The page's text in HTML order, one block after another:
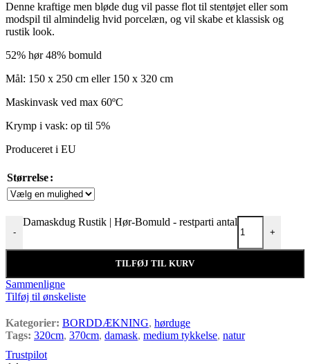
Denne kraftige men bløde dug vil passe flot til stentøjet eller som
modspil til almindelig hvid porcelæn, og vil skabe et klassisk og
rustik look.
52% hør 48% bomuld
Mål: 150 x 250 cm eller 150 x 320 cm
Maskinvask ved max 60ºC
Krymp i vask: op til 5%
Produceret i EU
Størrelse
-
Damaskdug Rustik | Hør-Bomuld - restparti antal
+
TILFØJ TIL KURV
Sammenligne
Tilføj til ønskeliste
Kategorier: BORDDÆKNING, hørduge
Tags: 320cm, 370cm, damask, medium tykkelse, natur
Trustpilot